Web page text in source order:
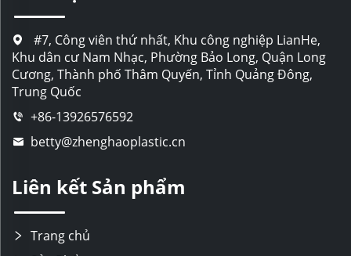
#7, Công viên thứ nhất, Khu công nghiệp LianHe,
Khu dân cư Nam Nhạc, Phường Bảo Long, Quận Long
Cương, Thành phố Thâm Quyến, Tỉnh Quảng Đông,
Trung Quốc
+86-13926576592
betty@zhenghaoplastic.cn
Liên kết Sản phẩm
Trang chủ